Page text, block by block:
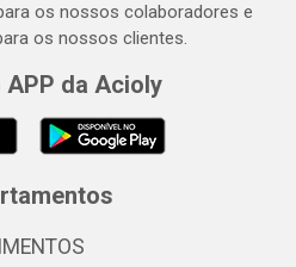
os nossos colaboradores e
os nossos clientes.
APP da Acioly